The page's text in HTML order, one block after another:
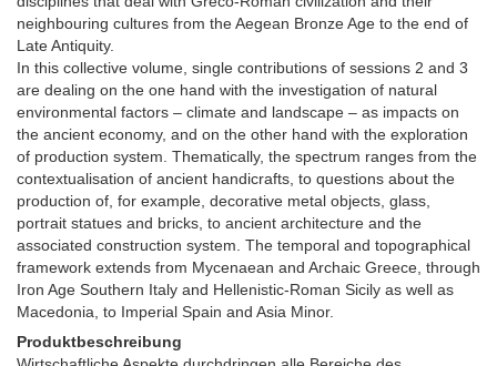
neighbouring cultures from the Aegean Bronze Age to the end of
Late Antiquity.
In this collective volume, single contributions of sessions 2 and 3
are dealing on the one hand with the investigation of natural
environmental factors – climate and landscape – as impacts on
the ancient economy, and on the other hand with the exploration
of production system. Thematically, the spectrum ranges from the
contextualisation of ancient handicrafts, to questions about the
production of, for example, decorative metal objects, glass,
portrait statues and bricks, to ancient architecture and the
associated construction system. The temporal and topographical
framework extends from Mycenaean and Archaic Greece, through
Iron Age Southern Italy and Hellenistic-Roman Sicily as well as
Macedonia, to Imperial Spain and Asia Minor.
Produktbeschreibung